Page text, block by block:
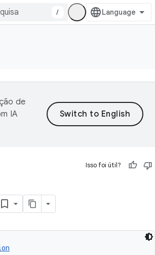
/
de
IA
Isso foi útil?